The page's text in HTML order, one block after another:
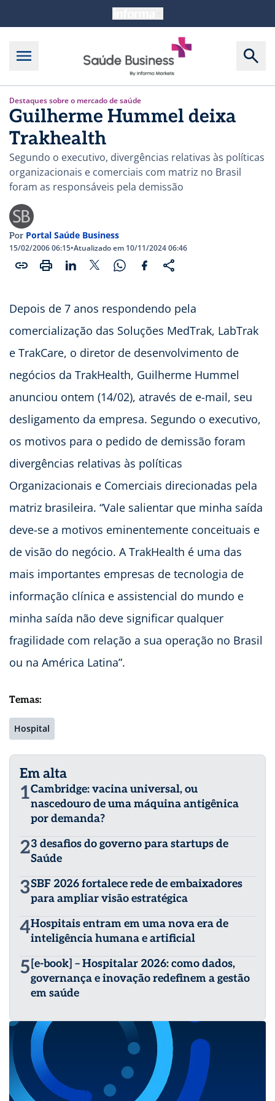
Destaques sobre o mercado de saúde
Guilherme Hummel deixa
Trakhealth
Segundo o executivo, divergências relativas às políticas
organizacionais e comerciais com matriz no Brasil
foram as responsáveis pela demissão
Por Portal Saúde Business
15/02/2006 06:15•Atualizado em 10/11/2024 06:46
Depois de 7 anos respondendo pela
comercialização das Soluções MedTrak, LabTrak
e TrakCare, o diretor de desenvolvimento de
negócios da TrakHealth, Guilherme Hummel
anunciou ontem (14/02), através de e-mail, seu
desligamento da empresa. Segundo o executivo,
os motivos para o pedido de demissão foram
divergências relativas às políticas
Organizacionais e Comerciais direcionadas pela
matriz brasileira. “Vale salientar que minha saída
deve-se a motivos eminentemente conceituais e
de visão do negócio. A TrakHealth é uma das
mais importantes empresas de tecnologia de
informação clínica e assistencial do mundo e
minha saída não deve significar qualquer
fragilidade com relação a sua operação no Brasil
ou na América Latina”.
Temas:
Hospital
Em alta
1Cambridge: vacina universal, ou
nascedouro de uma máquina antigênica
por demanda?
23 desafios do governo para startups de
Saúde
3SBF 2026 fortalece rede de embaixadores
para ampliar visão estratégica
4Hospitais entram em uma nova era de
inteligência humana e artificial
5 [e-book] – Hospitalar 2026: como dados,
governança e inovação redefinem a gestão
em saúde